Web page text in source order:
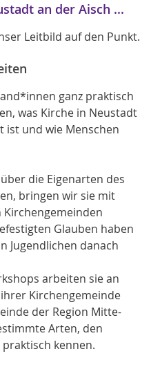
an der Aisch ...
Leitbild auf den Punkt.
ganz praktisch
was Kirche in Neustadt
ist und wie Menschen
die Eigenarten des
bringen wir sie mit
Kirchengemeinden
Glauben haben
Jugendlichen danach
arbeiten sie an
Kirchengemeinde
der Region Mitte-
Arten, den
praktisch kennen.